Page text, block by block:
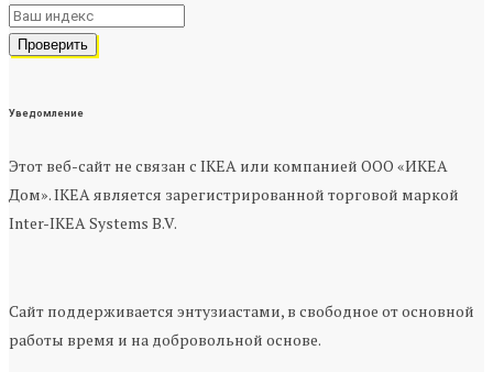
Уведомление
Этот веб-сайт не связан с IKEA или компанией ООО «ИКЕА
Дом». IKEA является зарегистрированной торговой маркой
Inter-IKEA Systems B.V.
Сайт поддерживается энтузиастами, в свободное от основной
работы время и на добровольной основе.